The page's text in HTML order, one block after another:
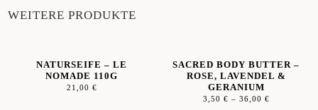
WEITERE PRODUKTE
NATURSEIFE – LE
NOMADE 110G
21,00 €
SACRED BODY BUTTER –
ROSE, LAVENDEL &
GERANIUM
3,50 € – 36,00 €